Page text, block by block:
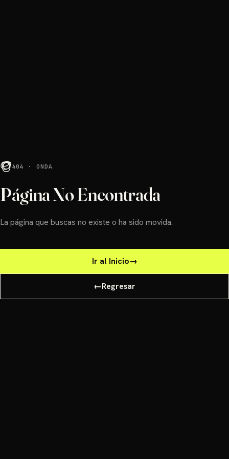
404 · ONDA
Página No Encontrada
La página que buscas no existe o ha sido movida.
Ir al Inicio→
←Regresar